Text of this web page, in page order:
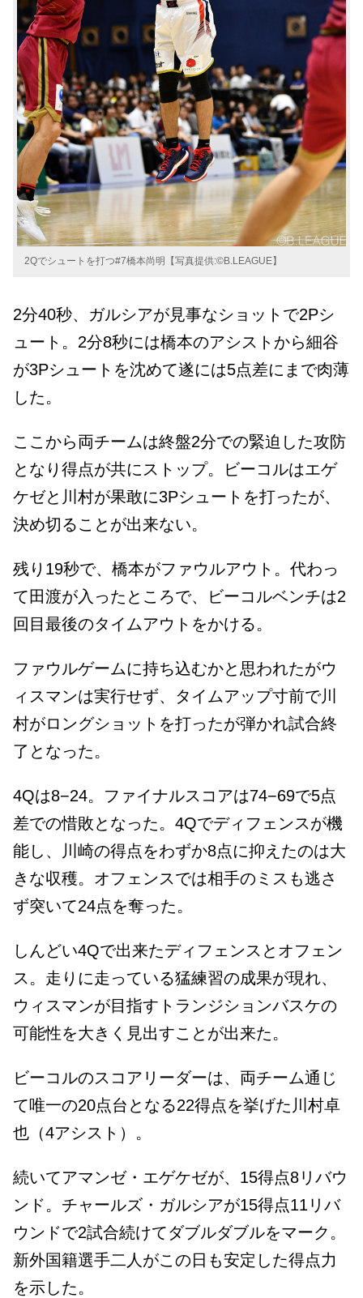
2Qでシュートを打つ#7橋本尚明【写真提供:©B.LEAGUE】
2分40秒、ガルシアが見事なショットで2Pシ
ュート。2分8秒には橋本のアシストから細谷
が3Pシュートを沈めて遂には5点差にまで肉薄
した。
ここから両チームは終盤2分での緊迫した攻防
となり得点が共にストップ。ビーコルはエゲ
ケゼと川村が果敢に3Pシュートを打ったが、
決め切ることが出来ない。
残り19秒で、橋本がファウルアウト。代わっ
て田渡が入ったところで、ビーコルベンチは2
回目最後のタイムアウトをかける。
ファウルゲームに持ち込むかと思われたがウ
ィスマンは実行せず、タイムアップ寸前で川
村がロングショットを打ったが弾かれ試合終
了となった。
4Qは8−24。ファイナルスコアは74−69で5点
差での惜敗となった。4Qでディフェンスが機
能し、川崎の得点をわずか8点に抑えたのは大
きな収穫。オフェンスでは相手のミスも逃さ
ず突いて24点を奪った。
しんどい4Qで出来たディフェンスとオフェン
ス。走りに走っている猛練習の成果が現れ、
ウィスマンが目指すトランジションバスケの
可能性を大きく見出すことが出来た。
ビーコルのスコアリーダーは、両チーム通じ
て唯一の20点台となる22得点を挙げた川村卓
也（4アシスト）。
続いてアマンゼ・エゲケゼが、15得点8リバウ
ンド。チャールズ・ガルシアが15得点11リバ
ウンドで2試合続けてダブルダブルをマーク。
新外国籍選手二人がこの日も安定した得点力
を示した。